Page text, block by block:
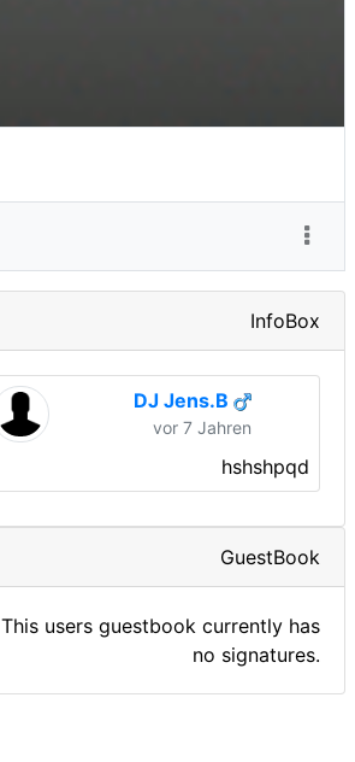
InfoBox
DJ Jens.B
vor 7 Jahren
hshshpqd
GuestBook
This users guestbook currently has
no signatures.